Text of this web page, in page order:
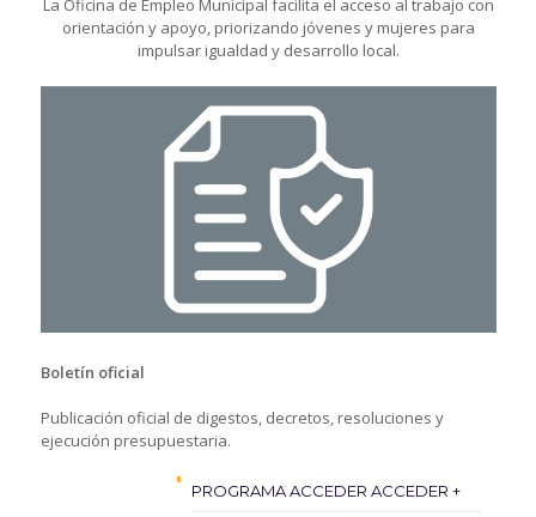
orientación y apoyo, priorizando jóvenes y mujeres para
impulsar igualdad y desarrollo local.
Boletín oficial
Publicación oficial de digestos, decretos, resoluciones y
ejecución presupuestaria.
PROGRAMA ACCEDER ACCEDER +